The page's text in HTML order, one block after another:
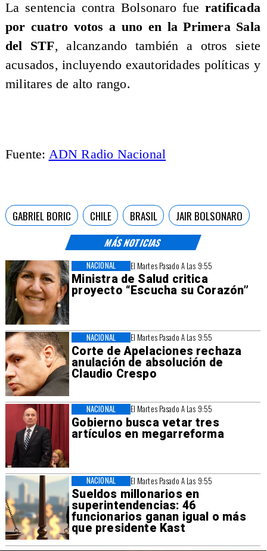
MÁS NOTICIAS
El Martes Pasado A Las 9:55
Ministra de Salud critica
proyecto “Escucha su Corazón”
NACIONAL
El Martes Pasado A Las 9:55
Corte de Apelaciones rechaza
anulación de absolución de
Claudio Crespo
NACIONAL
El Martes Pasado A Las 9:55
Gobierno busca vetar tres
artículos en megarreforma
NACIONAL
El Martes Pasado A Las 9:55
Sueldos millonarios en
superintendencias: 46
funcionarios ganan igual o más
que presidente Kast
NACIONAL
La sentencia contra Bolsonaro fueratificada
por cuatro votos a uno en la Primera Sala
del STF, alcanzando también a otros siete
acusados, incluyendo exautoridades políticas y
militares de alto rango.
Fuente: ADN Radio Nacional
GABRIEL BORIC CHILE BRASIL JAIR BOLSONARO